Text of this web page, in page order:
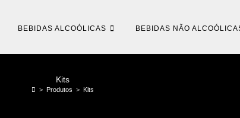
BEBIDAS ALCOÓLICAS BEBIDAS NÃO
Kits
> Produtos > Kits